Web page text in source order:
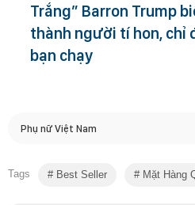
Trắng” Barron Trump
thành người tí hon, chỉ
bạn chạy
Phụ nữ Việt Nam
Tags Best Seller Mặt Hàng